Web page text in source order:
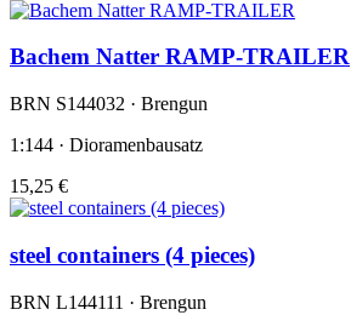
Bachem Natter RAMP-TRAILER
BRN S144032 · Brengun
1:144 · Dioramenbausatz
15,25 €
steel containers (4 pieces)
BRN L144111 · Brengun